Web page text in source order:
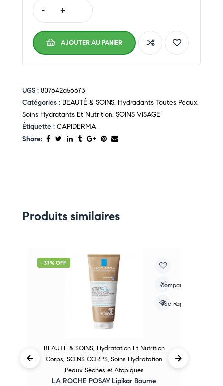
- +
AJOUTER AU PANIER
UGS : 807642a56673
Catégories : BEAUTÉ & SOINS, Hydradants Toutes Peaux,
Soins Hydratants Et Nutrition, SOINS VISAGE
Étiquette : CAPIDERMA
Share:
Produits similaires
-37% OFF
Compare
Vue Rapide
BEAUTÉ & SOINS, Hydratation Et Nutrition
Corps, SOINS CORPS, Soins Hydratation
Peaux Sèches et Atopiques
LA ROCHE POSAY Lipikar Baume